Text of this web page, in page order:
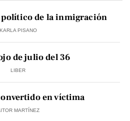
político de la inmigración
KARLA PISANO
de julio del 36
LIBER
en víctima
MARTÍNEZ